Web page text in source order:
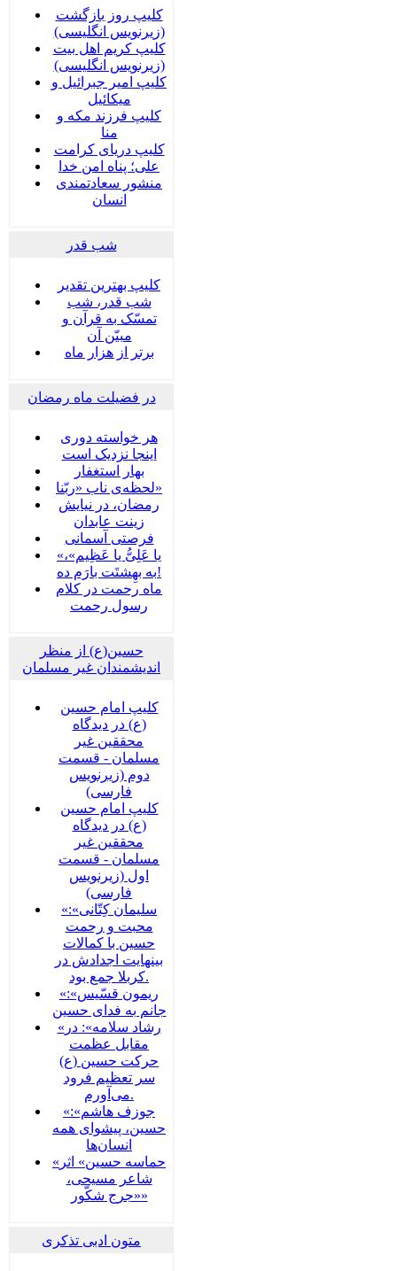
کلیپ روز بازگشت
(زیرنویس انگلیسی)
کلیپ کریم اهل بیت
(زیرنویس انگلیسی)
کلیپ امیر جبرائیل و
میکائیل
کلیپ فرزند مکه و
منا
کلیپ دریای کرامت
علی؛ پناه امن خدا
منشور سعادتمندی
انسان
شب قدر
کلیپ بهترین تقدیر
شب قدر، شب
تمسّک به قرآن و
مبیّن آن
برتر از هزار ماه
در فضیلت ماه رمضان
هر خواسته دوری
اینجا نزدیک است
بهار استغفار
لحظه‌ی ناب «ربّنا»
رمضان، در نیایش
زینت عابدان
فرصتی آسمانی
«یا عَلِیُّ یا عَظِیم»،
به بهِشتَت بارَم ده!
ماه رحمت در کلام
رسول رحمت
حسین(ع) از منظر
اندیشمندان غیر مسلمان
کلیپ امام حسین
(ع) در دیدگاه
محققین غیر
مسلمان - قسمت
دوم (زیرنویس
فارسی)
کلیپ امام حسین
(ع) در دیدگاه
محققین غیر
مسلمان - قسمت
اول (زیرنویس
فارسی)
«سلیمان کِتّانی»:
محبت و رحمت
حسین با کمالات
بینهایت اجدادش در
کربلا جمع بود.
«ریمون قسّیس»:
جانم به فدای حسین
«رشاد سلامه»: در
مقابل عظمت
حرکت حسین (ع)
سر تعظیم فرود
می‌آورم.
«جوزف هاشم»:
حسین، پیشوای همه
انسان‌ها
«حماسه حسین» اثر
شاعر مسیحی،
«جرج شکّور»
متون ادبی تذکری